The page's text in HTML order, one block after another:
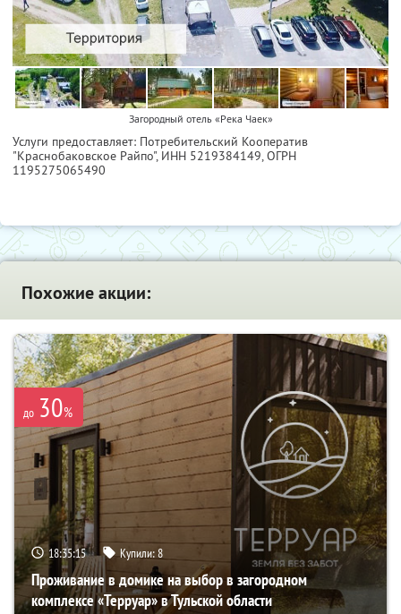
Загородный отель «Река Чаек»
Услуги предоставляет: Потребительский Кооператив
"Краснобаковское Райпо", ИНН 5219384149, ОГРН
1195275065490
Похожие акции:
до 30%
18:35:14 Купили:8
Проживание в домике на выбор в загородном
комплексе «Терруар» в Тульской области